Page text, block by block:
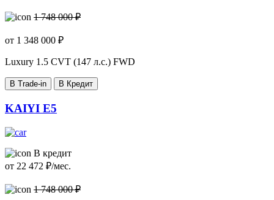
1 748 000 ₽
от 1 348 000 ₽
Luxury 1.5 CVT (147 л.с.) FWD
В Trade-in В Кредит
KAIYI E5
В кредит
от 22 472 ₽/мес.
1 748 000 ₽